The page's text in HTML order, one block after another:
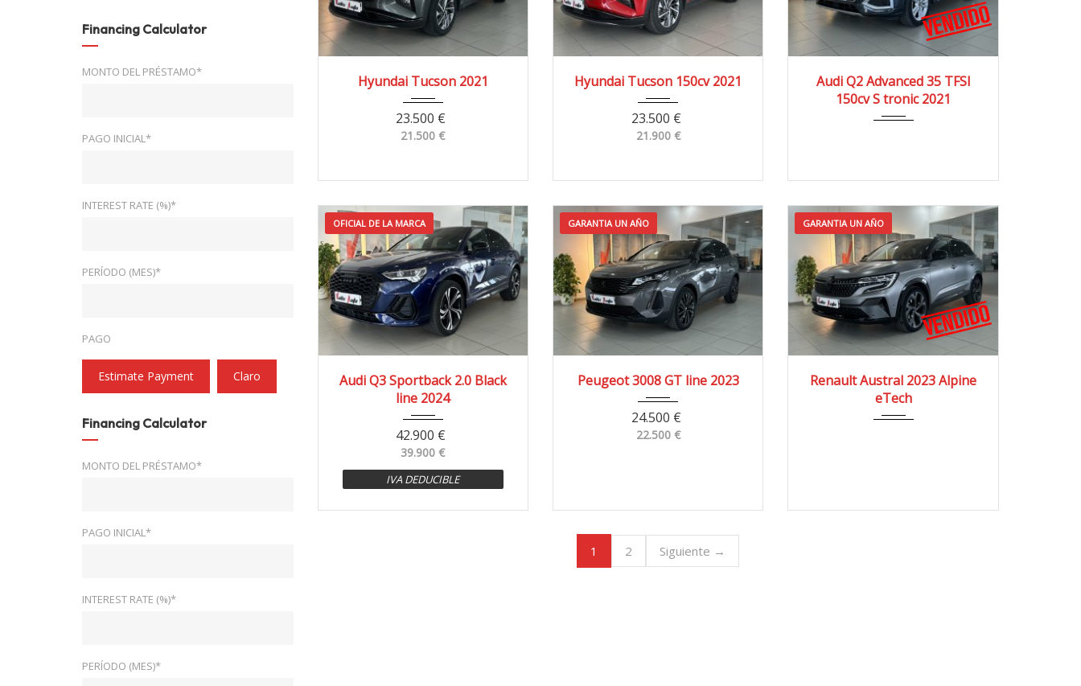
Financing Calculator
MONTO DEL PRÉSTAMO*
PAGO INICIAL*
INTEREST RATE (%)*
PERÍODO (MES)*
PAGO
Estimate Payment Claro
Financing Calculator
MONTO DEL PRÉSTAMO*
PAGO INICIAL*
INTEREST RATE (%)*
PERÍODO (MES)*
2021 4x2 70.000 km
Hyundai Tucson 2021
23.500 €
21.500 €
2021 50.300 km
Hyundai Tucson 150cv 2021
23.500 €
21.900€
2021 4x2 65.000 km
Audi Q2 Advanced 35 TFSI
150cv S tronic 2021
OFICIAL DE LA MARCA
2024 4x2 41.000 km
Audi Q3 Sportback 2.0 Black
line 2024
42.900 €
39.900 €
IVA DEDUCIBLE
GARANTIA UN AÑO
4x2 50.300 km
Peugeot 3008 GT line 2023
24.500 €
22.500€
GARANTIA UN AÑO
2023 4x2 53.000 km
Renault Austral 2023 Alpine
eTech
1 2 Siguiente →